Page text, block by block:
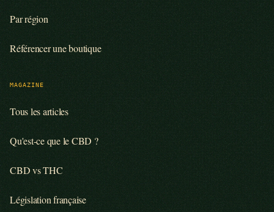
Par région
Référencer une boutique
MAGAZINE
Tous les articles
Qu'est-ce que le CBD ?
CBD vs THC
Législation française